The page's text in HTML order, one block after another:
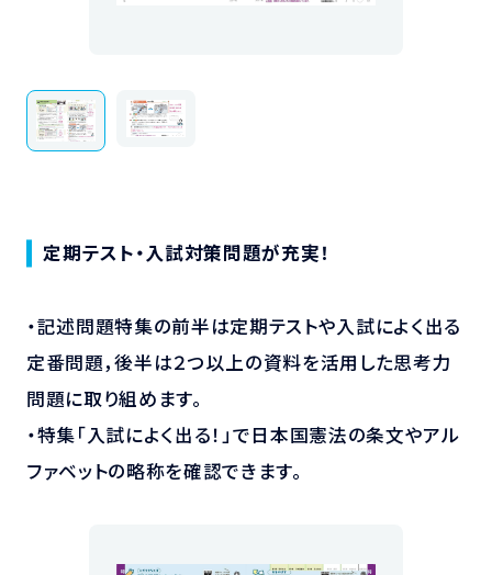
定期テスト・入試対策問題が充実！
・記述問題特集の前半は定期テストや入試によく出る
定番問題，後半は２つ以上の資料を活用した思考力
問題に取り組めます。
・特集「入試によく出る！」で日本国憲法の条文やアル
ファベットの略称を確認できます。